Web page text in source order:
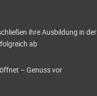
ihre Ausbildung in der
ab
– Genuss vor